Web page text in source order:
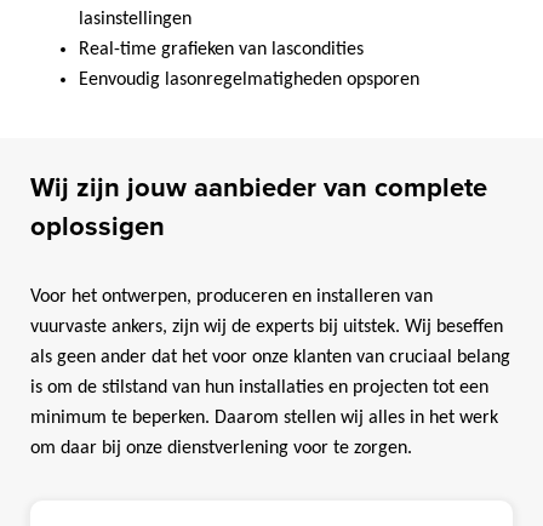
lasinstellingen
Real-time grafieken van lascondities
Eenvoudig lasonregelmatigheden opsporen
Wij zijn jouw aanbieder van complete
oplossigen
Voor het ontwerpen, produceren en installeren van
vuurvaste ankers, zijn wij de experts bij uitstek. Wij beseffen
als geen ander dat het voor onze klanten van cruciaal belang
is om de stilstand van hun installaties en projecten tot een
minimum te beperken. Daarom stellen wij alles in het werk
om daar bij onze dienstverlening voor te zorgen.